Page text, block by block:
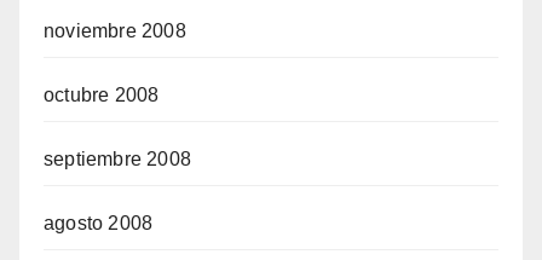
noviembre 2008
octubre 2008
septiembre 2008
agosto 2008